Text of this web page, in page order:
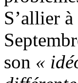
S’allier à
son «